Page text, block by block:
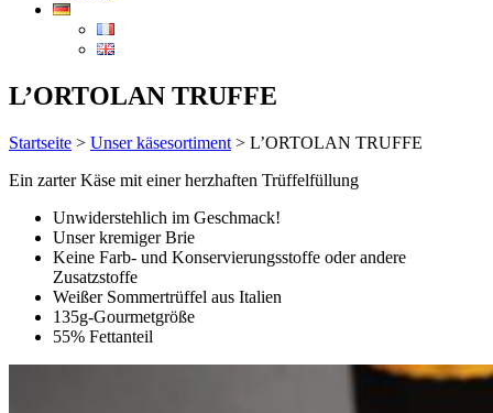
L’ORTOLAN TRUFFE
Startseite > Unser käsesortiment > L’ORTOLAN TRUFFE
Ein zarter Käse mit einer herzhaften Trüffelfüllung
Unwiderstehlich im Geschmack!
Unser kremiger Brie
Keine Farb- und Konservierungsstoffe oder andere
Zusatzstoffe
Weißer Sommertrüffel aus Italien
135g-Gourmetgröße
55% Fettanteil